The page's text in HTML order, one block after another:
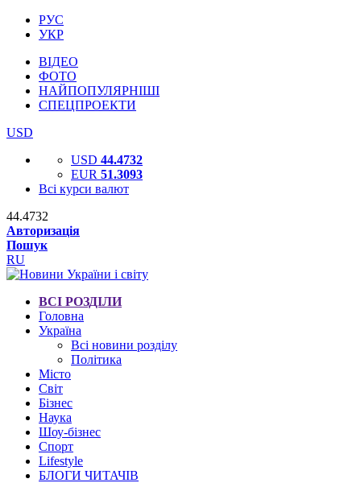
РУС
УКР
ВІДЕО
ФОТО
НАЙПОПУЛЯРНІШІ
СПЕЦПРОЕКТИ
USD
USD 44.4732
EUR 51.3093
Всі курси валют
44.4732
Авторизація
Пошук
RU
ВСІ РОЗДІЛИ
Головна
Україна
Всі новини розділу
Політика
Місто
Світ
Бізнес
Наука
Шоу-бізнес
Спорт
Lifestyle
БЛОГИ ЧИТАЧІВ